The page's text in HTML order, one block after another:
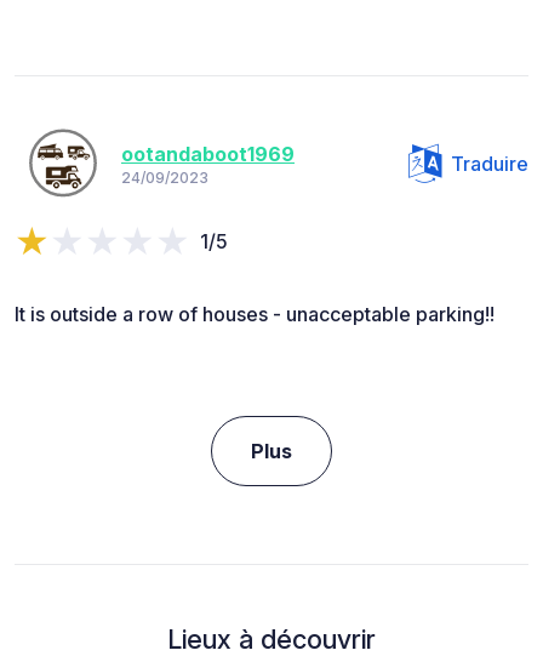
ootandaboot1969
24/09/2023
Traduire
1/5
It is outside a row of houses - unacceptable parking!!
Plus
Lieux à découvrir